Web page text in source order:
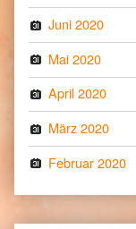
Juni 2020
Mai 2020
April 2020
März 2020
Februar 2020